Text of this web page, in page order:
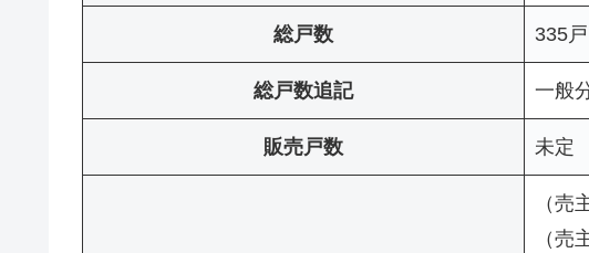
総戸数 335戸
総戸数追記 一般
販売戸数 未定
（売
（売